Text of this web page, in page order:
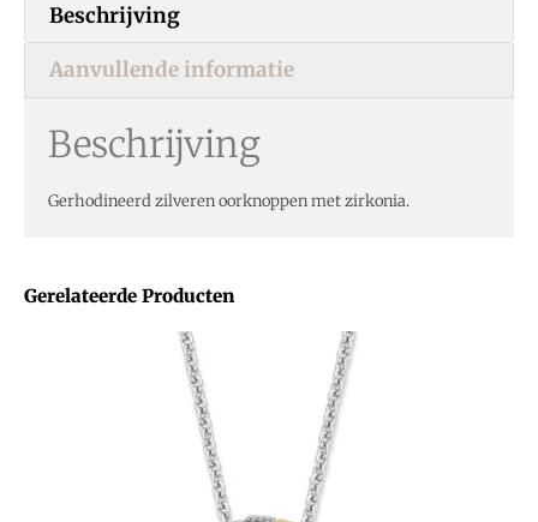
Gerelateerde Producten
Beschrijving
Aanvullende informatie
Beschrijving
Gerhodineerd zilveren oorknoppen met zirkonia.